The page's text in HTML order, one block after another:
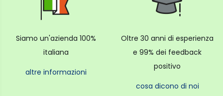
Siamo un'azienda 100%
italiana
altre informazioni
Oltre 30 anni di esperienza
e 99% dei feedback
positivo
cosa dicono di noi